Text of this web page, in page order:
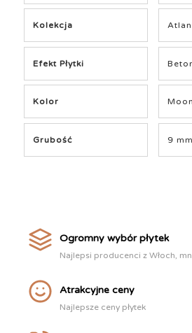
Kolekcja
Efekt Płytki
Kolor Moon
Grubość 9 mm
Ogromny wybór płytek
Najlepsi producenci z Włoch,
Atrakcyjne ceny
Najlepsze ceny płytek